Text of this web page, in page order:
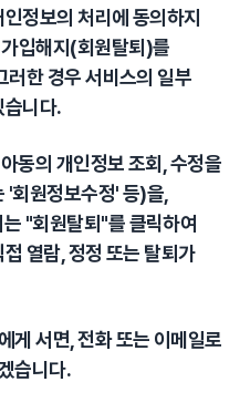
정보의 처리에 동의하지
입해지(회원탈퇴)를
러한 경우 서비스의 일부
습니다.
동의 개인정보 조회, 수정을
회원정보수정' 등)을,
"회원탈퇴"를 클릭하여
열람, 정정 또는 탈퇴가
게 서면, 전화 또는 이메일로
습니다.